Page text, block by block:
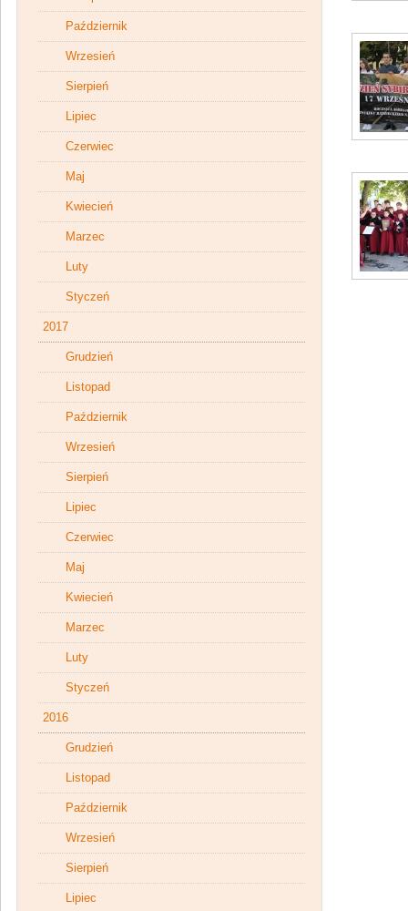
Październik
Wrzesień
Sierpień
Lipiec
Czerwiec
Maj
Kwiecień
Marzec
Luty
Styczeń
2017
Grudzień
Listopad
Październik
Wrzesień
Sierpień
Lipiec
Czerwiec
Maj
Kwiecień
Marzec
Luty
Styczeń
2016
Grudzień
Listopad
Październik
Wrzesień
Sierpień
Lipiec